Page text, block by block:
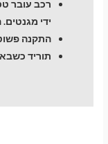
רכב עובר
ידי מגנטים.
התקנה
תוריד